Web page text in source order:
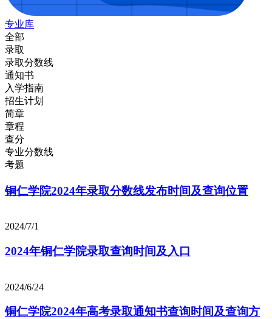
专业库
全部
录取
录取分数线
通知书
入学指南
招生计划
简章
章程
查分
专业分数线
考题
铜仁学院2024年录取分数线发布时间及查询位置
2024/7/1
2024年铜仁学院录取查询时间及入口
2024/6/24
铜仁学院2024年高考录取通知书查询时间及查询方